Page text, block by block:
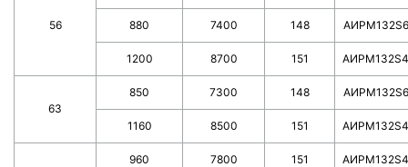
56 880 7400 148
1200 8700 151
63
850 7300 148
1160 8500 151
960 7800 151